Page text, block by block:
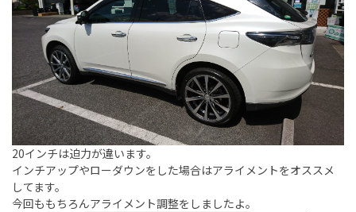
20インチは迫力が違います。
インチアップやローダウンをした場合はアライメントをオススメ
してます。
今回ももちろんアライメント調整をしましたよ。